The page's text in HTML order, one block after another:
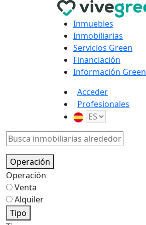
Inmuebles
Inmobiliarias
Servicios Green
Financiación
Información Green
Acceder
Profesionales
Operación
Operación
Venta
Alquiler
Tipo